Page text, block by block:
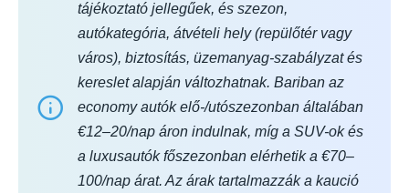
tájékoztató jellegűek, és szezon,
autókategória, átvételi hely (repülőtér vagy
város), biztosítás, üzemanyag-szabályzat és
kereslet alapján változhatnak. Bariban az
economy autók elő-/utószezonban általában
€12–20/nap áron indulnak, míg a SUV-ok és
a luxusautók főszezonban elérhetik a €70–
100/nap árat. Az árak tartalmazzák a kaució